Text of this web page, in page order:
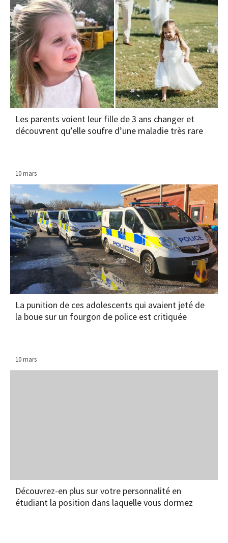
Les parents voient leur fille de 3 ans changer et
découvrent qu’elle soufre d’une maladie très rare
10 mars
La punition de ces adolescents qui avaient jeté de
la boue sur un fourgon de police est critiquée
10 mars
Découvrez-en plus sur votre personnalité en
étudiant la position dans laquelle vous dormez